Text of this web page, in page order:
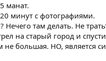
манат.
минут с фотографиями.
Нечего там делать. Не
на старый город и
не большая. НО, является